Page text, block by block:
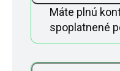
Máte plnú
spoplatnené